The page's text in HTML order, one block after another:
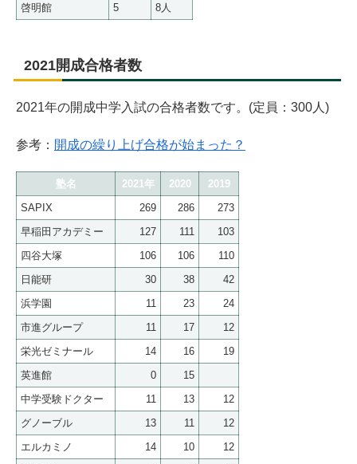
啓明館
5 8人
2021開成合格者数
2021年の開成中学入試の合格者数です。(定員：300人)
参考： 開成の繰り上げ合格が始まった？
塾名 2021年 2020
2019
SAPIX
269 286
273
早稲田アカデミー
127 111
103
四谷大塚
106 106
110
日能研
30 38
42
浜学園
11 23
24
市進グループ
11 17
12
栄光ゼミナール
14 16
19
英進館
0
15
中学受験ドクター
11 13
12
グノーブル
13 11
12
エルカミノ
14 10
12